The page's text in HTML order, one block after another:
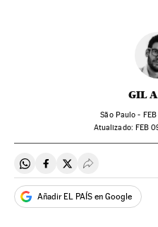
GIL
São Paulo - FEB
atualizado: FEB
Compartir en Whatsapp
Compartir en Facebook
Compartir en
Desplegar
Añadir EL PAÍS en Google